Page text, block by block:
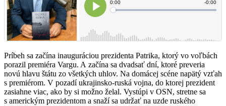
Príbeh sa začína inauguráciou prezidenta Patrika, ktorý vo voľbách
porazil premiéra Vargu. A začína sa dvadsať dní, ktoré preveria
novú hlavu štátu zo všetkých uhlov. Na domácej scéne napätý vzťah
s premiérom. V pozadí ukrajinsko-ruská vojna, do ktorej prezident
zasiahne viac, ako by si možno želal. Vystúpi v OSN, stretne sa
s americkým prezidentom a snaží sa udržať na uzde ruského